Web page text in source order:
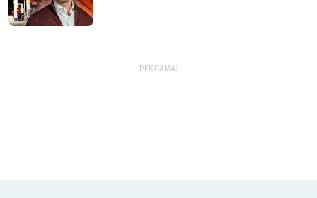
РЕКЛАМА: